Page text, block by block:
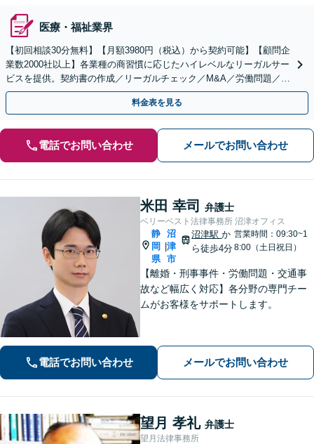
医療・福祉業界
【初回相談30分無料】【月額3980円（税込）から契約可能】【顧問企
業数2000社以上】各業種の商習慣に応じたハイレベルなリーガルサー
ビスを提供。契約書の作成／リーガルチェック／M&A／労働問題／知
的財産等、お任せください【他士業連携可能】
料金表を見る
電話でお問い合わせ メールでお問い合わせ
米田 幸司 弁護士
ベリーベスト法律事務所 沼津オフィス
静
岡
県
|
沼
津
市
沼津駅か
ら徒歩4分
営業時間：09:30~1
8:00（土日祝日）
【離婚・刑事事件・労働問題・交通事
故など幅広く対応】各分野の専門チー
ムがお客様をサポートします。
電話でお問い合わせ メールでお問い合わせ
望月 孝礼 弁護士
望月法律事務所